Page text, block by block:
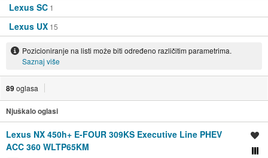
Lexus SC 1
Lexus UX 15
Pozicioniranje na listi može biti određeno različitim parametrima.
Saznaj više
89oglasa
Njuškalo oglasi
Lexus NX 450h+ E-FOUR 309KS Executive Line PHEV
ACC 360 WLTP65KM